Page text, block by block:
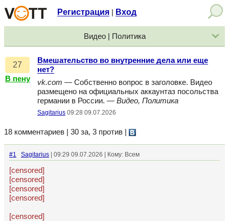
Регистрация Вход
Видео | Политика
27
В пену
Вмешательство во внутренние дела или еще
нет?
vk.com — Собственно вопрос в заголовке. Видео
размещено на официальных аккаунтаз посольства
германии в России. — Видео, Политика
Sagitarius 09:28 09.07.2026
18 комментариев | 30 за, 3 против
#1 Sagitarius | 09:29 09.07.2026 | Кому: Всем
[censored]
[censored]
[censored]
[censored]
[censored]